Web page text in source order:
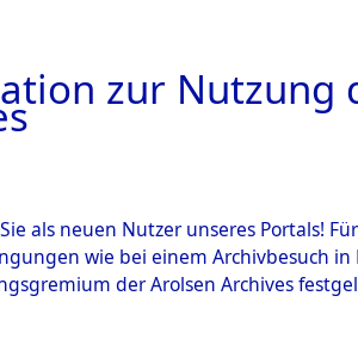
zur Nutzung
als neuen Nutzer unseres Portals!
wie bei einem Archivbesuch
der Arolsen Archives